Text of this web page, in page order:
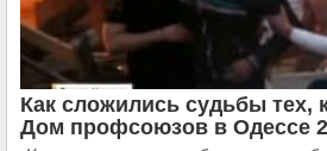
Как сложились судьбы тех,
Дом профсоюзов в Одессе 2